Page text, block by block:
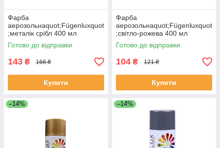
Фарба
аерозольнаquot;Fügenluxquot
;металік срібл 400 мл
ЕКОБОКС
Готово до відправки
143 ₴ 166 ₴
Купити
Фарба
аерозольнаquot;Fügenluxquot
;світло-рожева 400 мл
ЕКОБОКС
Готово до відправки
104 ₴ 121 ₴
Купити
–14% –14%